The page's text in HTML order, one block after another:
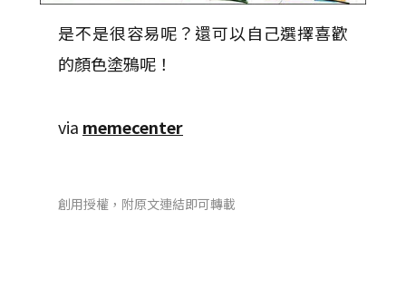
是不是很容易呢？還可以自己選擇喜歡
的顏色塗鴉呢！
via memecenter
創用授權，附原文連結即可轉載